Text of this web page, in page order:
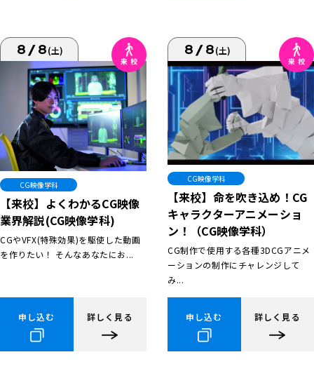
8/8(土)
CG映像学科
【来校】よくわかるCG映像
業界解説(CG映像学科)
CGやVFX(特殊効果)を駆使した動画
を作りたい！ そんなあなたにお...
申し込む 詳しく見る
8/8(土)
CG映像学科
【来校】命を吹き込め！CG
キャラクターアニメーショ
ン！（CG映像学科）
CG制作で使用する各種3DCGアニメ
ーションの制作にチャレンジして
み...
申し込む 詳しく見る